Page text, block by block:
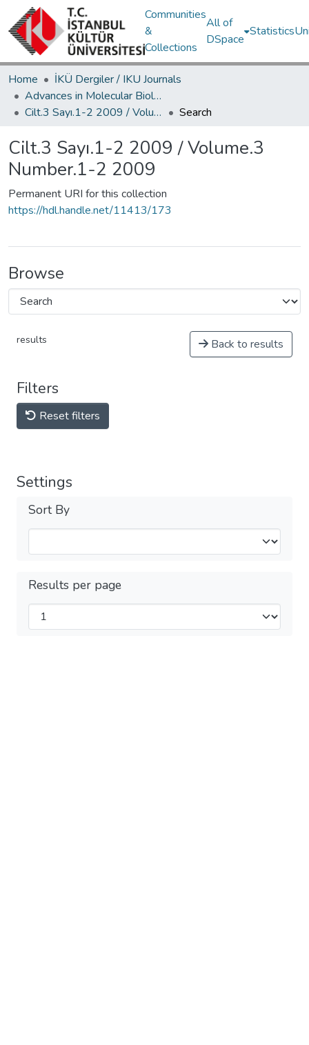
Communities
&
Collections
All of
DSpace
Statistics
Home
İKÜ Dergiler / IKU Journals
Advances in Molecular Biology / Moleküler Biyolojide Gelişmeler
Cilt.3 Sayı.1-2 2009 / Volume.3 Number.1-2 2009
Search
Cilt.3 Sayı.1-2 2009 / Volume.3
Number.1-2 2009
Permanent URI for this collection
https://hdl.handle.net/11413/173
Browse
results Back to results
Filters
Reset filters
Settings
Sort By
Results per page